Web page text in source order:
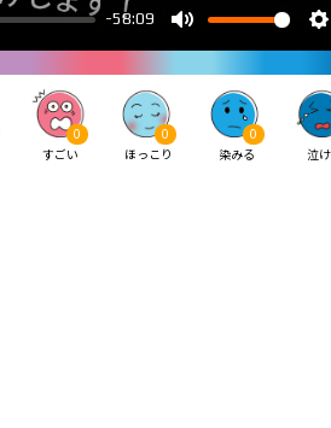
0
すごい
0
ほっこり
0
染みる
泣